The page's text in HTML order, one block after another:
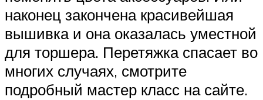
наконец закончена красивейшая
вышивка и она оказалась уместной
для торшера. Перетяжка спасает во
многих случаях, смотрите
подробный мастер класс на сайте.